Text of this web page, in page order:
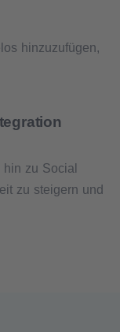
hinzuzufügen,
zu Social
zu steigern und